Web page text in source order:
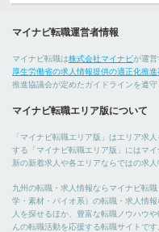
マイナビ転職運営者情報
マイナビ転職は株式会社マイナビが運
厚生労働省の求人情報提供の適正化推進
推進協議会が定めたガイドラインを遵守
マイナビ転職エリア版について
「マイナビ転職エリア版」はエリア求
する「マイナビ転職エリア版」にはマ
新の新着求人や各エリアならではの求人
九州の転職・求人情報ならマイナビ転
学・素材・バイオ系）の転職・求人情
人を探せるほか、豊富な転職ノウハウ
んの転職活動を応援する転職サイトです